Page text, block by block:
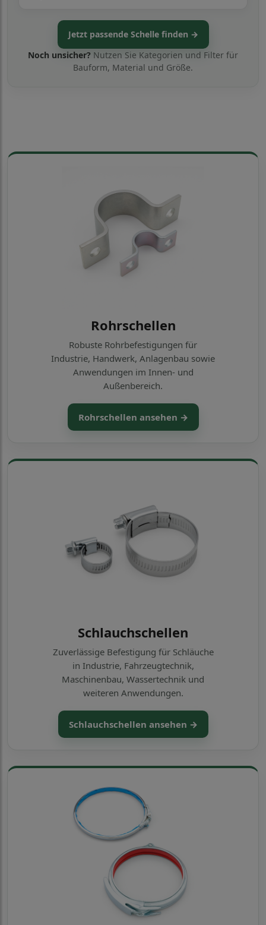
Jetzt passende Schelle finden →
Noch unsicher? Nutzen Sie Kategorien und Filter für
Bauform, Material und Größe.
Rohrschellen
Robuste Rohrbefestigungen für
Industrie, Handwerk, Anlagenbau sowie
Anwendungen im Innen- und
Außenbereich.
Rohrschellen ansehen →
Schlauchschellen
Zuverlässige Befestigung für Schläuche
in Industrie, Fahrzeugtechnik,
Maschinenbau, Wassertechnik und
weiteren Anwendungen.
Schlauchschellen ansehen →